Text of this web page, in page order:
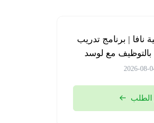
نافا | برنامج تدريب
بالتوظيف مع لوسد
الطلب